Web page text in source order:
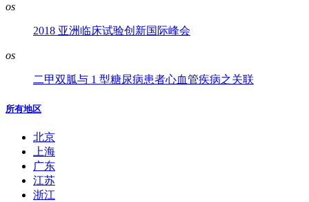
os
2018 亚洲临床试验创新国际峰会
os
二甲双胍与 1 型糖尿病患者心血管疾病之关联
所有地区
北京
上海
广东
江苏
浙江